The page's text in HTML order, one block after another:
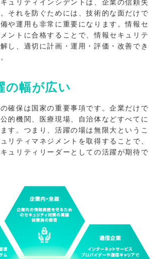
それを防ぐためには、技術的な面だけで
や運用も非常に重要になります。情報セ
ントに合格することで、情報セキュリテ
し、適切に計画・運用・評価・改善でき
幅が広い
確保は国家の重要事項です。企業だけで
的機関、医療現場、自治体などすべてに
す。つまり、活躍の場は無限大というこ
リティマネジメントを取得することで、
ュリティリーダーとしての活躍が期待で